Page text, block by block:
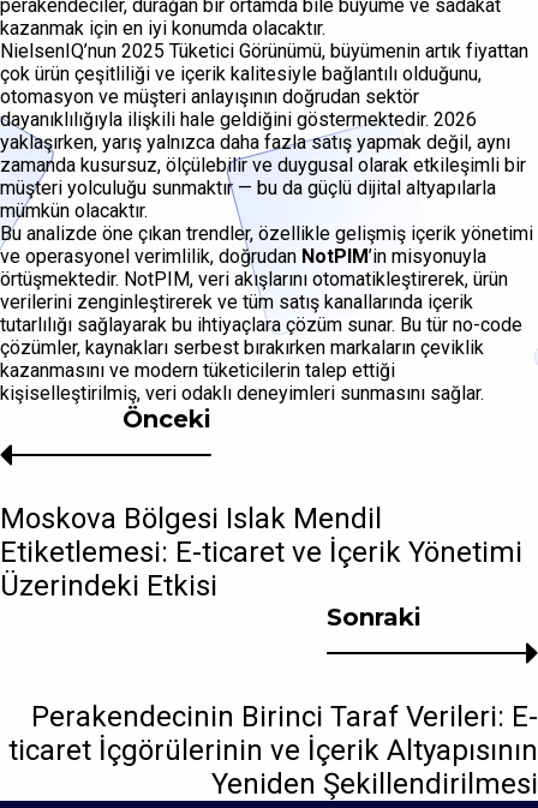
perakendeciler, durağan bir ortamda bile büyüme ve sadakat
kazanmak için en iyi konumda olacaktır.
NielsenIQ’nun 2025 Tüketici Görünümü, büyümenin artık fiyattan
çok ürün çeşitliliği ve içerik kalitesiyle bağlantılı olduğunu,
otomasyon ve müşteri anlayışının doğrudan sektör
dayanıklılığıyla ilişkili hale geldiğini göstermektedir. 2026
yaklaşırken, yarış yalnızca daha fazla satış yapmak değil, aynı
zamanda kusursuz, ölçülebilir ve duygusal olarak etkileşimli bir
müşteri yolculuğu sunmaktır — bu da güçlü dijital altyapılarla
mümkün olacaktır.
Bu analizde öne çıkan trendler, özellikle gelişmiş içerik yönetimi
ve operasyonel verimlilik, doğrudan NotPIM’in misyonuyla
örtüşmektedir. NotPIM, veri akışlarını otomatikleştirerek, ürün
verilerini zenginleştirerek ve tüm satış kanallarında içerik
tutarlılığı sağlayarak bu ihtiyaçlara çözüm sunar. Bu tür no-code
çözümler, kaynakları serbest bırakırken markaların çeviklik
kazanmasını ve modern tüketicilerin talep ettiği
kişiselleştirilmiş, veri odaklı deneyimleri sunmasını sağlar.
Sonraki
Perakendecinin Birinci Taraf Verileri: E-
ticaret İçgörülerinin ve İçerik Altyapısının
Yeniden Şekillendirilmesi
Önceki
Moskova Bölgesi Islak Mendil
Etiketlemesi: E-ticaret ve İçerik Yönetimi
Üzerindeki Etkisi